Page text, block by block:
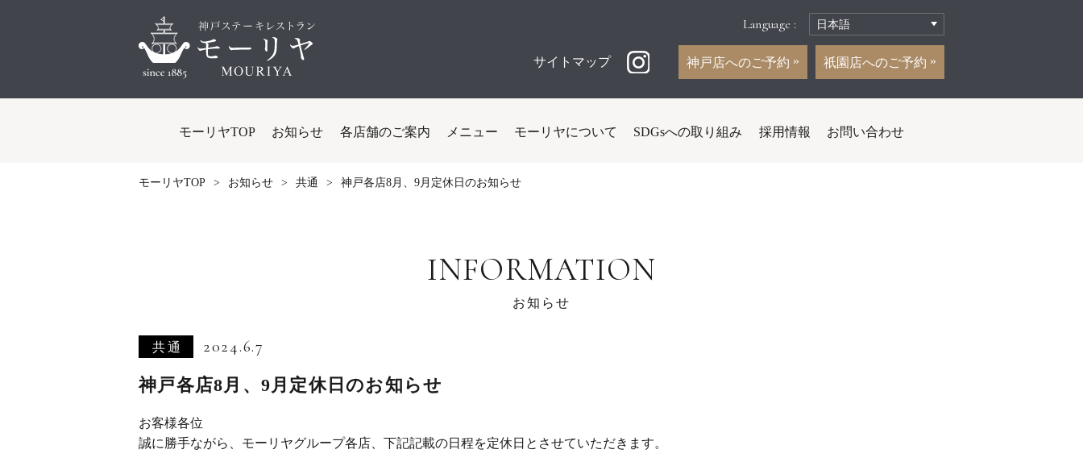
Language :
サイトマップ 神戸店へのご予約 祇園店へのご予約
モーリヤTOP お知らせ 各店舗のご案内 メニュー モーリヤについて SDGsへの取り組み 採用情報 お問い合わせ
モーリヤTOP お知らせ 共通 神戸各店8月、9月定休日のお知らせ
INFORMATION
お知らせ
共通 2024.6.7
神戸各店8月、9月定休日のお知らせ
お客様各位
誠に勝手ながら、モーリヤグループ各店、下記記載の日程を定休日とさせていただきます。